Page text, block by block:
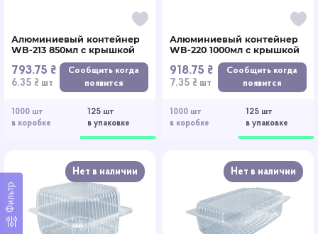
Фильтр
1000 шт
в коробке
125 шт
в упаковке
Алюминиевый контейнер
WB-213 850мл c крышкой
793.75 ₴
6.35 ₴ шт
Сообщить когда
появится
1000 шт
в коробке
125 шт
в упаковке
Алюминиевый контейнер
WB-220 1000мл c крышкой
918.75 ₴
7.35 ₴ шт
Сообщить когда
появится
Нет в наличии Нет в наличии